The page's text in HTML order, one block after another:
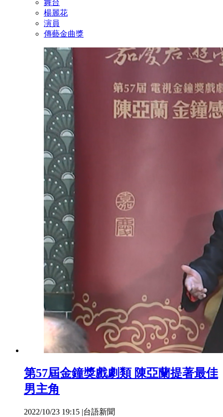
舞台
楊麗花
演員
傳藝金曲獎
第57屆金鐘獎戲劇類 陳亞蘭提著最佳
男主角
2022/10/23 19:15 |台語新聞